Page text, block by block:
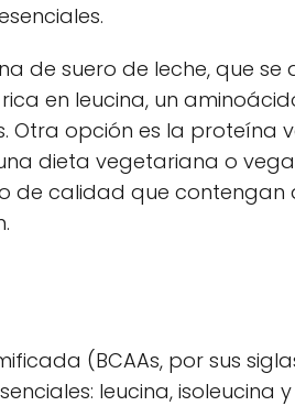
de suero de leche, que se
en leucina, un
Otra opción es la proteína
dieta vegetariana o
de calidad que contengan
(BCAAs, por sus
leucina, isoleucina y